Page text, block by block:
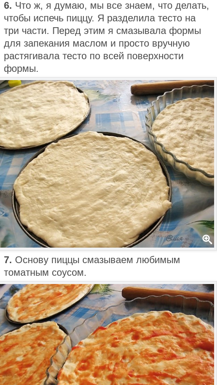
6. Что ж, я думаю, мы все знаем, что делать,
чтобы испечь пиццу. Я разделила тесто на
три части. Перед этим я смазывала формы
для запекания маслом и просто вручную
растягивала тесто по всей поверхности
формы.
7. Основу пиццы смазываем любимым
томатным соусом.